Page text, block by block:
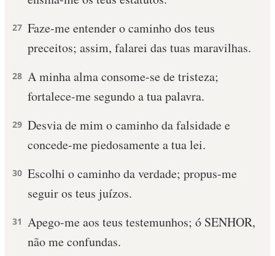
27 Faze-me entender o caminho dos teus
preceitos; assim, falarei das tuas maravilhas.
28 A minha alma consome-se de tristeza;
fortalece-me segundo a tua palavra.
29 Desvia de mim o caminho da falsidade e
concede-me piedosamente a tua lei.
30 Escolhi o caminho da verdade; propus-me
seguir os teus juízos.
31 Apego-me aos teus testemunhos; ó SENHOR,
não me confundas.